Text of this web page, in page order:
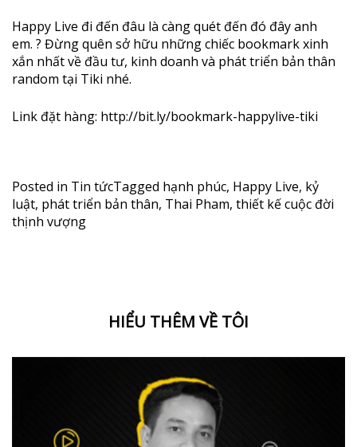
Happy Live đi đến đâu là càng quét đến đó đây anh
em. ? Đừng quên sở hữu những chiếc bookmark xinh
xắn nhất về đầu tư, kinh doanh và phát triển bản thân
random tại Tiki nhé.
Link đặt hàng: http://bit.ly/bookmark-happylive-tiki
Posted in Tin tứcTagged hạnh phúc, Happy Live, kỷ
luật, phát triển bản thân, Thai Pham, thiết kế cuộc đời
thịnh vượng
HIỂU THÊM VỀ TÔI